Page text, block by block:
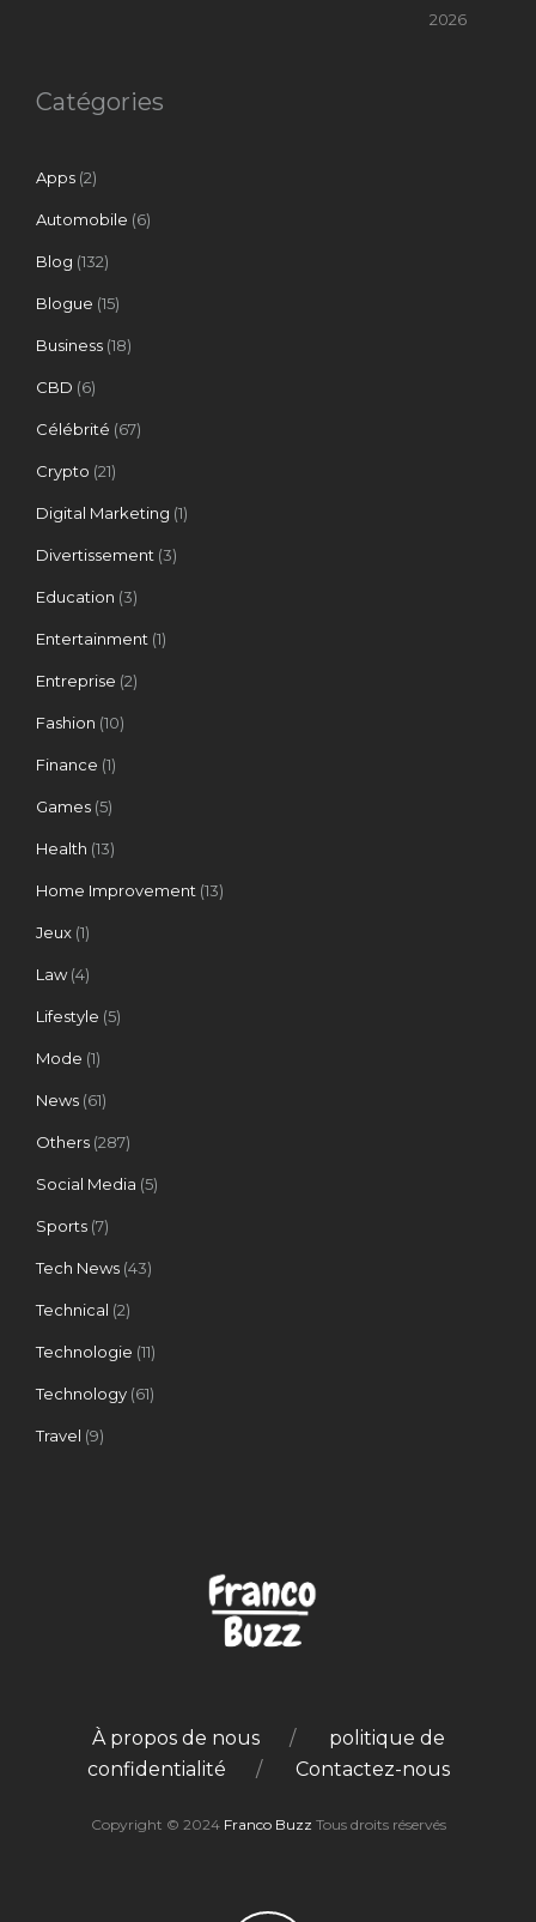
2026
Catégories
Apps (2)
Automobile (6)
Blog (132)
Blogue (15)
Business (18)
CBD (6)
Célébrité (67)
Crypto (21)
Digital Marketing (1)
Divertissement (3)
Education (3)
Entertainment (1)
Entreprise (2)
Fashion (10)
Finance (1)
Games (5)
Health (13)
Home Improvement (13)
Jeux (1)
Law(4)
Lifestyle (5)
Mode (1)
News (61)
Others (287)
Social Media (5)
Sports (7)
Tech News (43)
Technical (2)
Technologie (11)
Technology (61)
Travel (9)
À propos de nous
politique de
confidentialité
Contactez-nous
Copyright © 2024 Franco Buzz Tous droits réservés